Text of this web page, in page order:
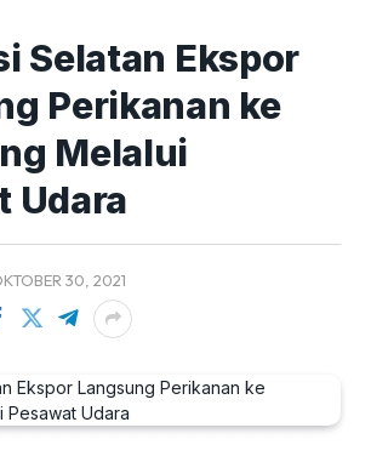
Selatan Ekspor
Perikanan ke
Melalui
Udara
30, 2021